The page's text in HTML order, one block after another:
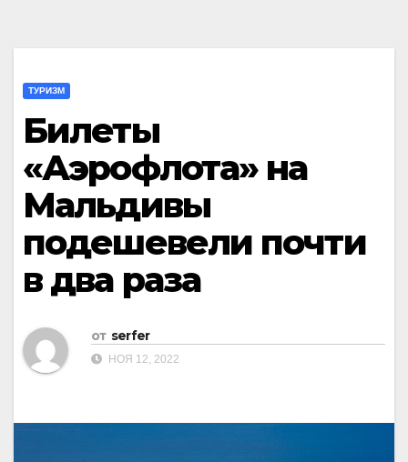
ТУРИЗМ
Билеты
«Аэрофлота» на
Мальдивы
подешевели почти
в два раза
от serfer
НОЯ 12, 2022